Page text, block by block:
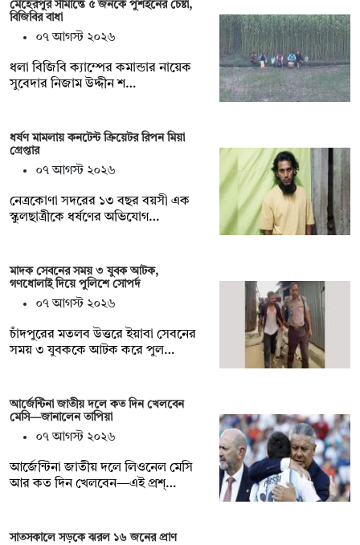
মেহেরপুর সীমান্তে ৫ জনকে পুশইনের চেষ্টা,
বিজিবির বাধা
০৭ আগস্ট ২০২৬
ধলা বিজিবি ক্যাম্পের কমান্ডার নায়েক
সুবেদার নিজাম উদ্দীন শ…
ধর্ষণ মামলায় কনটেন্ট ক্রিয়েটর রিপন মিয়া
গ্রেপ্তার
০৭ আগস্ট ২০২৬
নেত্রকোণা সদরের ১৩ বছর বয়সী এক
স্কুলছাত্রীকে ধর্ষণের অভিযোগ…
মাদক সেবনের সময় ৩ যুবক আটক,
গণধোলাই দিয়ে পুলিশে সোপর্দ
০৭ আগস্ট ২০২৬
চাঁদপুরের মতলব উত্তরে ইয়াবা সেবনের
সময় ৩ যুবককে আটক করে পুল…
আর্জেন্টিনা জাতীয় দলে কত দিন খেলবেন
মেসি—জানালেন তাপিয়া
০৭ আগস্ট ২০২৬
আর্জেন্টিনা জাতীয় দলে লিওনেল মেসি
আর কত দিন খেলবেন—এই প্রশ্…
সাতসকালে সড়কে ঝরল ১৬ জনের প্রাণ